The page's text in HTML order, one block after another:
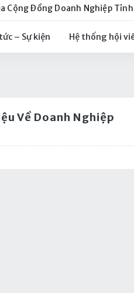
Cộng Đồng Doanh Nghiệp
– Sự kiện Hệ thống hội
Về Doanh Nghiệp